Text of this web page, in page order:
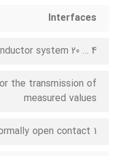
Interfaces
4 … 20 mA analogue output, 2-conductor system,
the transmission of
measured values
1 alarm contact, normally open contact